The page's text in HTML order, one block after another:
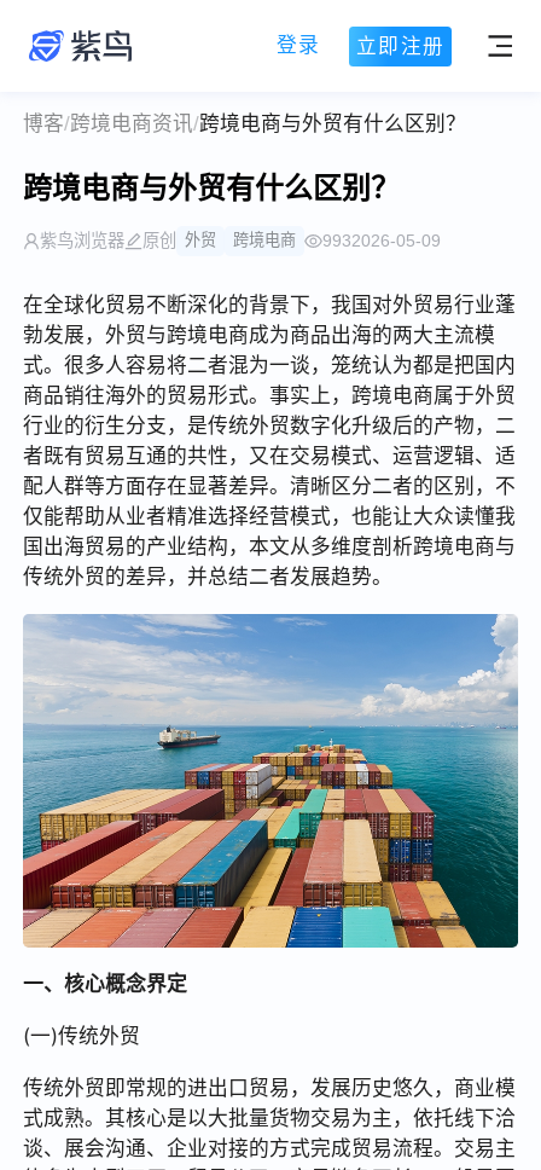
登录 立即注册
博客/跨境电商资讯/跨境电商与外贸有什么区别？
跨境电商与外贸有什么区别？
紫鸟浏览器 原创 外贸 跨境电商 9932026-05-09
在全球化贸易不断深化的背景下，我国对外贸易行业蓬
勃发展，外贸与跨境电商成为商品出海的两大主流模
式。很多人容易将二者混为一谈，笼统认为都是把国内
商品销往海外的贸易形式。事实上，跨境电商属于外贸
行业的衍生分支，是传统外贸数字化升级后的产物，二
者既有贸易互通的共性，又在交易模式、运营逻辑、适
配人群等方面存在显著差异。清晰区分二者的区别，不
仅能帮助从业者精准选择经营模式，也能让大众读懂我
国出海贸易的产业结构，本文从多维度剖析跨境电商与
传统外贸的差异，并总结二者发展趋势。
一、核心概念界定
(一)传统外贸
传统外贸即常规的进出口贸易，发展历史悠久，商业模
式成熟。其核心是以大批量货物交易为主，依托线下洽
谈、展会沟通、企业对接的方式完成贸易流程。交易主